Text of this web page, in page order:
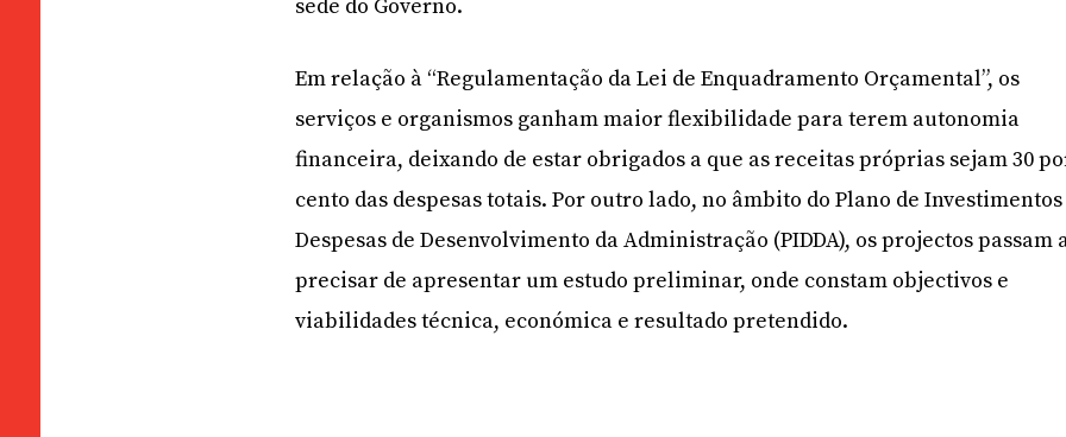
sede do Governo.
Em relação à “Regulamentação da Lei de Enquadramento Orçamental”, os
serviços e organismos ganham maior flexibilidade para terem autonomia
financeira, deixando de estar obrigados a que as receitas próprias sejam 30
cento das despesas totais. Por outro lado, no âmbito do Plano de Investimentos
Despesas de Desenvolvimento da Administração (PIDDA), os projectos passam
precisar de apresentar um estudo preliminar, onde constam objectivos e
viabilidades técnica, económica e resultado pretendido.